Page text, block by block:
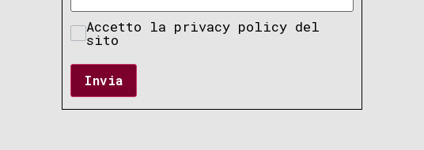
Accetto la privacy policy del
sito
Invia